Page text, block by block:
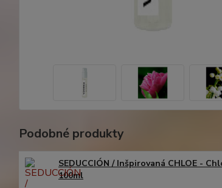
Podobné produkty
SEDUCCIÓN / Inšpirovaná CHLOE -
100ml